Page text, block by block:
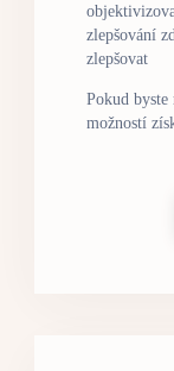
zlepšování
zlepšovat
Pokud
možností